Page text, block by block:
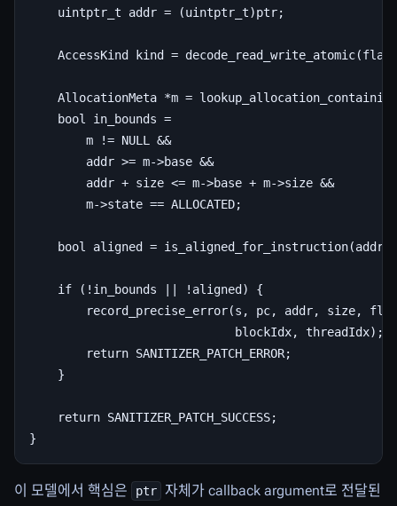
    uintptr_t addr = (uintptr_t)ptr;
AccessKind kind =
AllocationMeta *m =
    bool in_bounds =
        m != NULL &&
        addr >= m->base &&
        addr + size <= m->base + m->size &&
        m->state == ALLOCATED;
bool aligned = is_aligned_for_instruction(addr,
    if (!in_bounds || !aligned) {
record_precise_error(s, pc, addr, size,
                             blockIdx, threadIdx);
        return SANITIZER_PATCH_ERROR;
    }
    return SANITIZER_PATCH_SUCCESS;
이 모델에서 핵심은 ptr 자체가 callback argument로 전달된